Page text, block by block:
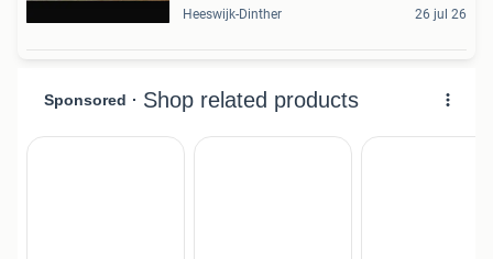
Heeswijk-Dinther 26 jul 26